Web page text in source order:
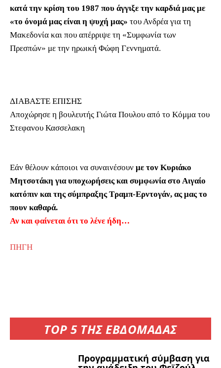
TOP 5 ΤΗΣ ΕΒΔΟΜΑΔΑΣ
Προγραμματική σύμβαση για
κατά την κρίση του 1987 που άγγιξε την καρδιά μας με
«το όνομά μας είναι η ψυχή μας» του Ανδρέα για τη
Μακεδονία και που απέρριψε τη «Συμφωνία των
Πρεσπών» με την ηρωική Φώφη Γεννηματά.
ΔΙΑΒΑΣΤΕ ΕΠΙΣΗΣ
Αποχώρησε η βουλευτής Γιώτα Πουλου από το Κόμμα του
Στεφανου Κασσελακη
Εάν θέλουν κάποιοι να συναινέσουν με τον Κυριάκο
Μητσοτάκη για υποχωρήσεις και συμφωνία στο Αιγαίο
κατόπιν και της σύμπραξης Τραμπ-Ερντογάν, ας μας το
πουν καθαρά.
Αν και φαίνεται ότι το λένε ήδη…
ΠΗΓΗ